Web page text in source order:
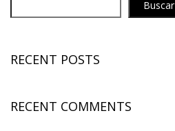
Buscar
RECENT POSTS
RECENT COMMENTS